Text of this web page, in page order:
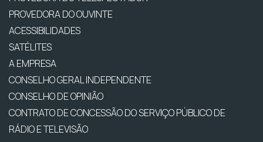
PROVEDORA DO OUVINTE
ACESSIBILIDADES
SATÉLITES
A EMPRESA
CONSELHO GERAL INDEPENDENTE
CONSELHO DE OPINIÃO
CONTRATO DE CONCESSÃO DO SERVIÇO PÚBLICO DE
RÁDIO E TELEVISÃO